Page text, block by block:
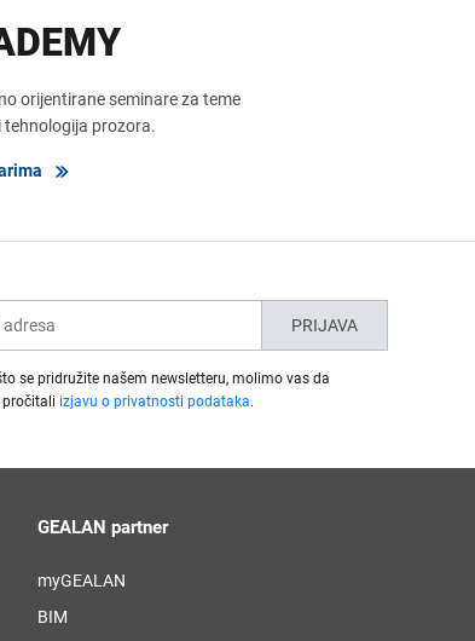
orijentirane seminare za teme
tehnologija prozora.
PRIJAVA
se pridružite našem newsletteru, molimo vas da
izjavu o privatnosti podataka.
GEALAN partner
myGEALAN
BIM